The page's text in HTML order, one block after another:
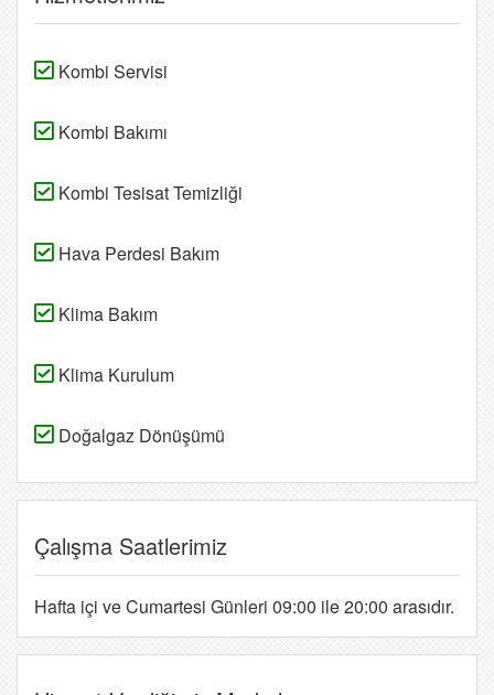
Kombi Servisi
Kombi Bakımı
Kombi Tesisat Temizliği
Hava Perdesi Bakım
Klima Bakım
Klima Kurulum
Doğalgaz Dönüşümü
Çalışma Saatlerimiz
Hafta içi ve Cumartesi Günleri 09:00 ile 20:00 arasıdır.